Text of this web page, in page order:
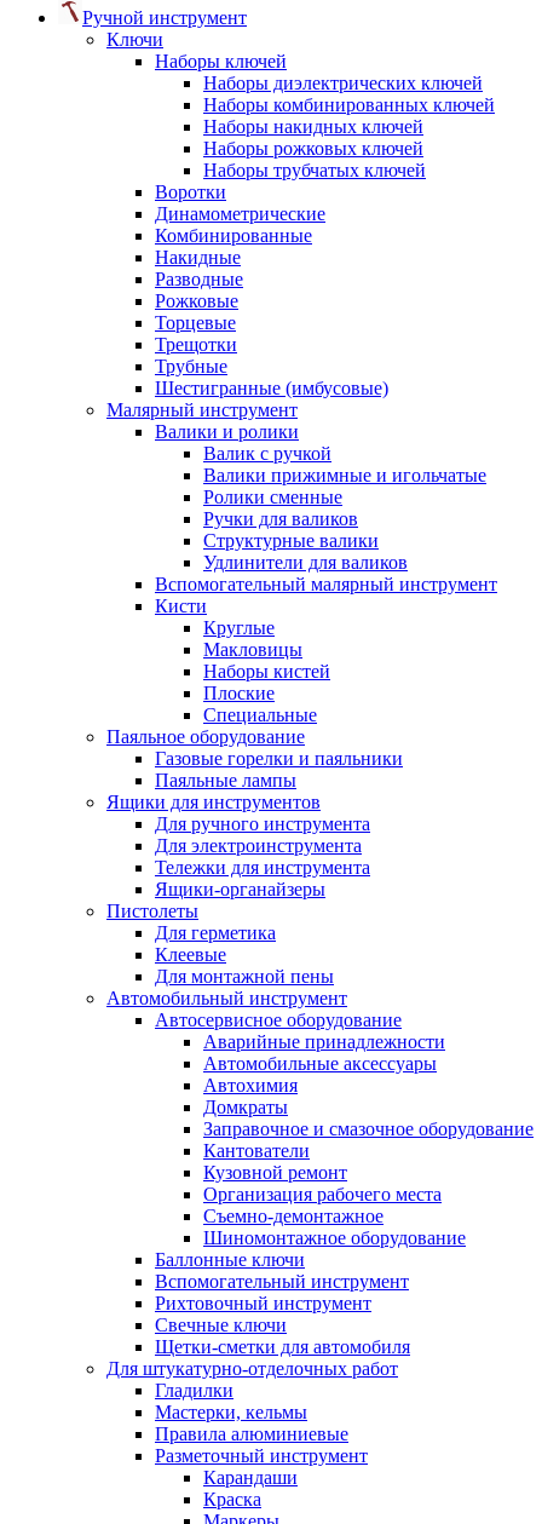
Ручной инструмент
Ключи
Наборы ключей
Наборы диэлектрических ключей
Наборы комбинированных ключей
Наборы накидных ключей
Наборы рожковых ключей
Наборы трубчатых ключей
Воротки
Динамометрические
Комбинированные
Накидные
Разводные
Рожковые
Торцевые
Трещотки
Трубные
Шестигранные (имбусовые)
Малярный инструмент
Валики и ролики
Валик с ручкой
Валики прижимные и игольчатые
Ролики сменные
Ручки для валиков
Структурные валики
Удлинители для валиков
Вспомогательный малярный инструмент
Кисти
Круглые
Макловицы
Наборы кистей
Плоские
Специальные
Паяльное оборудование
Газовые горелки и паяльники
Паяльные лампы
Ящики для инструментов
Для ручного инструмента
Для электроинструмента
Тележки для инструмента
Ящики-органайзеры
Пистолеты
Для герметика
Клеевые
Для монтажной пены
Автомобильный инструмент
Автосервисное оборудование
Аварийные принадлежности
Автомобильные аксессуары
Автохимия
Домкраты
Заправочное и смазочное оборудование
Кантователи
Кузовной ремонт
Организация рабочего места
Съемно-демонтажное
Шиномонтажное оборудование
Баллонные ключи
Вспомогательный инструмент
Рихтовочный инструмент
Свечные ключи
Щетки-сметки для автомобиля
Для штукатурно-отделочных работ
Гладилки
Мастерки, кельмы
Правила алюминиевые
Разметочный инструмент
Карандаши
Краска